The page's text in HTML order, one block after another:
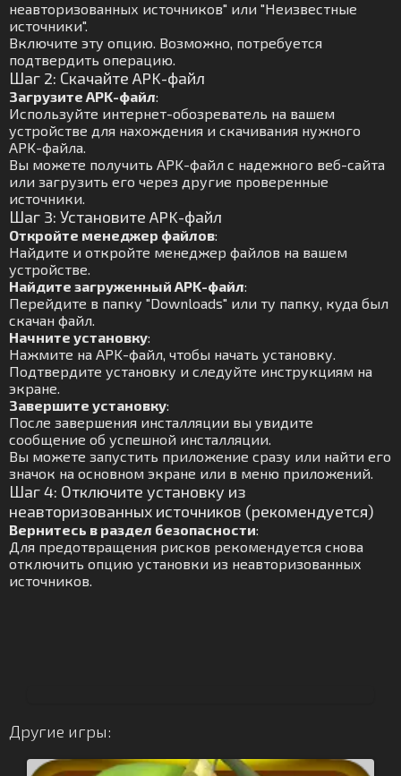
неавторизованных источников" или "Неизвестные
источники".
Включите эту опцию. Возможно, потребуется
подтвердить операцию.
Шаг 2: Скачайте APK-файл
Загрузите APK-файл:
Используйте интернет-обозреватель на вашем
устройстве для нахождения и скачивания нужного
APK-файла.
Вы можете получить APK-файл с надежного веб-сайта
или загрузить его через другие проверенные
источники.
Шаг 3: Установите APK-файл
Откройте менеджер файлов:
Найдите и откройте менеджер файлов на вашем
устройстве.
Найдите загруженный APK-файл:
Перейдите в папку "Downloads" или ту папку, куда был
скачан файл.
Начните установку:
Нажмите на APK-файл, чтобы начать установку.
Подтвердите установку и следуйте инструкциям на
экране.
Завершите установку:
После завершения инсталляции вы увидите
сообщение об успешной инсталляции.
Вы можете запустить приложение сразу или найти его
значок на основном экране или в меню приложений.
Шаг 4: Отключите установку из
неавторизованных источников (рекомендуется)
Вернитесь в раздел безопасности:
Для предотвращения рисков рекомендуется снова
отключить опцию установки из неавторизованных
источников.
Другие игры: